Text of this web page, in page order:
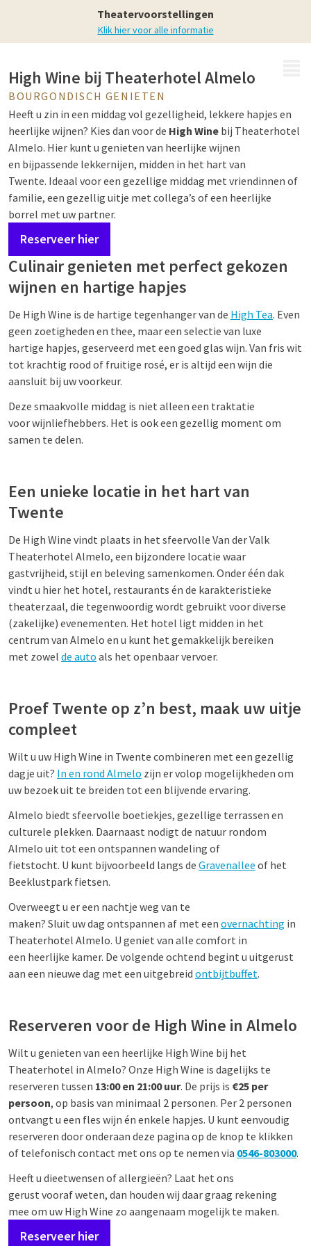
Theatervoorstellingen
Klik hier voor alle informatie
van een luxe High Wine
High Wine bij Theaterhotel Almelo
BOURGONDISCH GENIETEN
Heeft u zin in een middag vol gezelligheid, lekkere hapjes en
heerlijke wijnen? Kies dan voor de High Wine bij Theaterhotel
Almelo. Hier kunt u genieten van heerlijke wijnen
en bijpassende lekkernijen, midden in het hart van
Twente. Ideaal voor een gezellige middag met vriendinnen of
familie, een gezellig uitje met collega’s of een heerlijke
borrel met uw partner.
Reserveer hier
Culinair genieten met perfect gekozen
wijnen en hartige hapjes
De High Wine is de hartige tegenhanger van de High Tea. Even
geen zoetigheden en thee, maar een selectie van luxe
hartige hapjes, geserveerd met een goed glas wijn. Van fris wit
tot krachtig rood of fruitige rosé, er is altijd een wijn die
aansluit bij uw voorkeur.
Deze smaakvolle middag is niet alleen een traktatie
voor wijnliefhebbers. Het is ook een gezellig moment om
samen te delen.
Een unieke locatie in het hart van
Twente
De High Wine vindt plaats in het sfeervolle Van der Valk
Theaterhotel Almelo, een bijzondere locatie waar
gastvrijheid, stijl en beleving samenkomen. Onder één dak
vindt u hier het hotel, restaurants én de karakteristieke
theaterzaal, die tegenwoordig wordt gebruikt voor diverse
(zakelijke) evenementen. Het hotel ligt midden in het
centrum van Almelo en u kunt het gemakkelijk bereiken
met zowel de auto als het openbaar vervoer.
Proef Twente op z’n best, maak uw uitje
compleet
Wilt u uw High Wine in Twente combineren met een gezellig
dagje uit? In en rond Almelo zijn er volop mogelijkheden om
uw bezoek uit te breiden tot een blijvende ervaring.
Almelo biedt sfeervolle boetiekjes, gezellige terrassen en
culturele plekken. Daarnaast nodigt de natuur rondom
Almelo uit tot een ontspannen wandeling of
fietstocht. U kunt bijvoorbeeld langs de Gravenallee of het
Beeklustpark fietsen.
Overweegt u er een nachtje weg van te
maken? Sluit uw dag ontspannen af met een overnachting in
Theaterhotel Almelo. U geniet van alle comfort in
een heerlijke kamer. De volgende ochtend begint u uitgerust
aan een nieuwe dag met een uitgebreid ontbijtbuffet.
Reserveren voor de High Wine in Almelo
Wilt u genieten van een heerlijke High Wine bij het
Theaterhotel in Almelo? Onze High Wine is dagelijks te
reserveren tussen 13:00 en 21:00 uur. De prijs is €25 per
persoon, op basis van minimaal 2 personen. Per 2 personen
ontvangt u een fles wijn én enkele hapjes. U kunt eenvoudig
reserveren door onderaan deze pagina op de knop te klikken
of telefonisch contact met ons op te nemen via 0546-803000.
Heeft u dieetwensen of allergieën? Laat het ons
gerust vooraf weten, dan houden wij daar graag rekening
mee om uw High Wine zo aangenaam mogelijk te maken.
Reserveer hier